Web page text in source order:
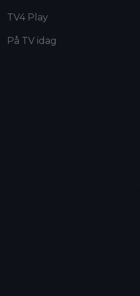
TV4 Play
På TV idag